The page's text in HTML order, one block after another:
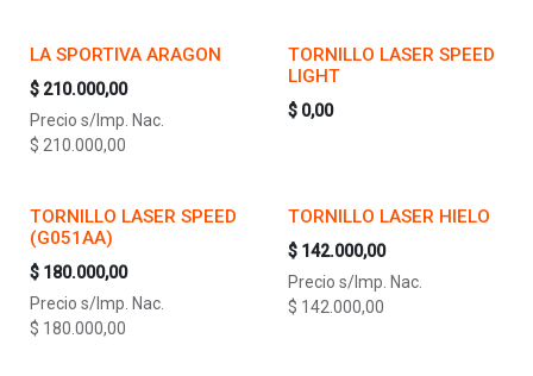
LA SPORTIVA ARAGON
$ 210.000,00
Precio s/Imp. Nac.
$ 210.000,00
TORNILLO LASER SPEED
LIGHT
$ 0,00
TORNILLO LASER SPEED
(G051AA)
$ 180.000,00
Precio s/Imp. Nac.
$ 180.000,00
TORNILLO LASER HIELO
$ 142.000,00
Precio s/Imp. Nac.
$ 142.000,00